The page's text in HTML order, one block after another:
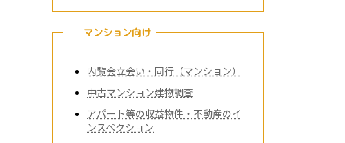
マンション向け
内覧会立会い・同行（マンション）
中古マンション建物調査
アパート等の収益物件・不動産のイ
ンスペクション